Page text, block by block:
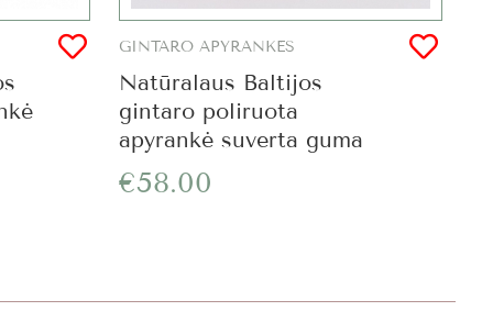
GINTARO APYRANKĖS
Natūralaus Baltijos
gintaro poliruota
apyrankė suverta guma
€58.00